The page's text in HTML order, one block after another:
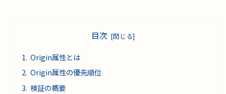
目次
Origin属性とは
Origin属性の優先順位
検証の概要